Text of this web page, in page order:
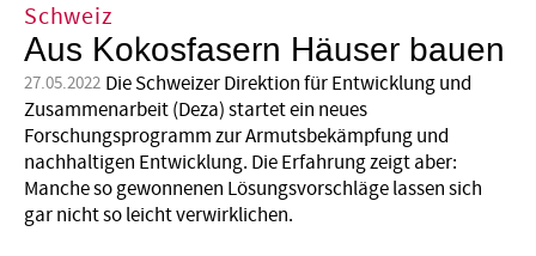
Schweiz
Aus Kokosfasern Häuser bauen
27.05.2022 Die Schweizer Direktion für Entwicklung und
Zusammenarbeit (Deza) startet ein neues
Forschungsprogramm zur Armutsbekämpfung und
nachhaltigen Entwicklung. Die Erfahrung zeigt aber:
Manche so gewonnenen Lösungsvorschläge lassen sich
gar nicht so leicht verwirklichen.